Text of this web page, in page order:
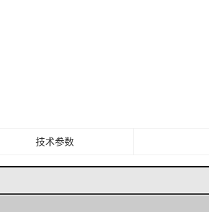
技术参数